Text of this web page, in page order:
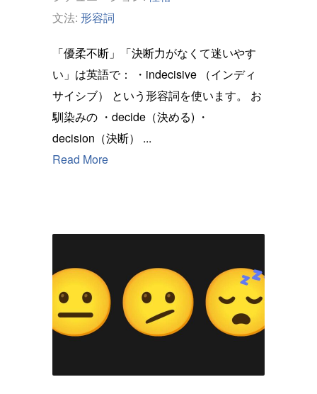
文法: 形容詞
「優柔不断」「決断力がなくて迷いやす
い」は英語で： ・indecisive （インディ
サイシブ） という形容詞を使います。 お
馴染みの ・decide（決める) ・
decision（決断） ...
Read More